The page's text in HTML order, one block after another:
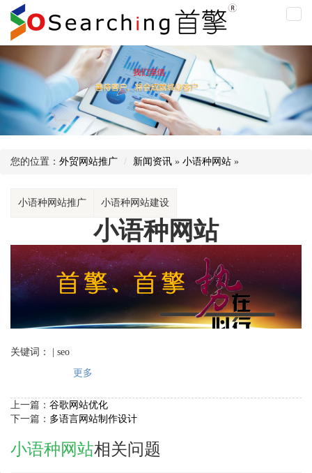
小
种
站
您的位置： 外贸网站推广 新闻资讯 » 小语种网站 »
小语种网站推广 小语种网站建设
小语种网站
关键词： | seo
更多
上一篇： 谷歌网站优化
下一篇： 多语言网站制作设计
小语种网站相关问题